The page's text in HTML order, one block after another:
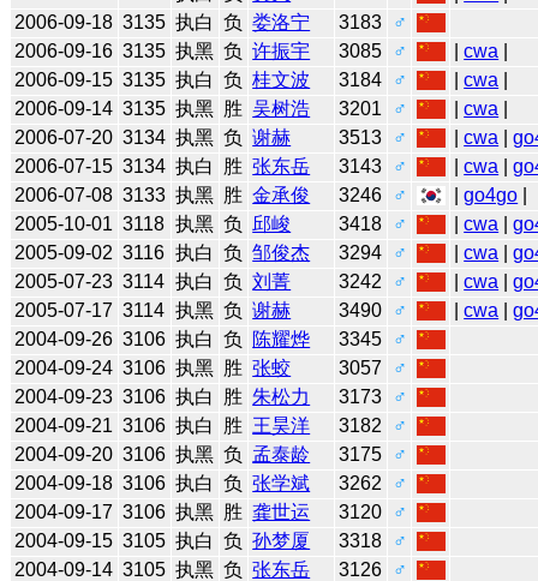
2006-09-18 3135 执白 负 娄洛宁 3183
♂
2006-09-16 3135 执黑 负 许振宇 3085 ♂ |cwa
2006-09-15 3135 执白 负 桂文波 3184 ♂ |cwa
2006-09-14 3135 执黑 胜 吴树浩 3201 ♂ |cwa
2006-07-20 3134 执黑 负 谢赫 3513 ♂ |cwa |
2006-07-15 3134 执白 胜 张东岳 3143 ♂ |cwa |
2006-07-08 3133 执黑 胜 金承俊 3246 ♂ |go4go
2005-10-01 3118 执黑 负 邱峻 3418 ♂ |cwa |
2005-09-02 3116 执白 负 邹俊杰 3294 ♂ |cwa |
2005-07-23 3114 执白 负 刘菁 3242 ♂ |cwa |
2005-07-17 3114 执黑 负 谢赫 3490 ♂ |cwa |
2004-09-26 3106 执白 负 陈耀烨 3345
♂
2004-09-24 3106 执黑 胜 张蛟 3057
♂
2004-09-23 3106 执白 胜 朱松力 3173
♂
2004-09-21 3106 执白 胜 王昊洋 3182
♂
2004-09-20 3106 执黑 负 孟泰龄 3175
♂
2004-09-18 3106 执白 负 张学斌 3262
♂
2004-09-17 3106 执黑 胜 龚世运 3120
♂
2004-09-15 3105 执白 负 孙梦厦 3318
♂
2004-09-14 3105 执黑 负 张东岳 3126
♂